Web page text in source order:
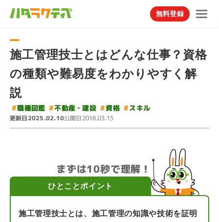
無料登録
施工管理技士とはどんな仕事？資格
の種類や難易度をわかりやすく解
説
#職種図鑑 #不動産・建設 #資格 #スキル
更新日2025.02.10公開日2018.03.15
まずは10秒で理解！
ひとことポイント
施工管理技士とは、施工管理の知識や技術を証明